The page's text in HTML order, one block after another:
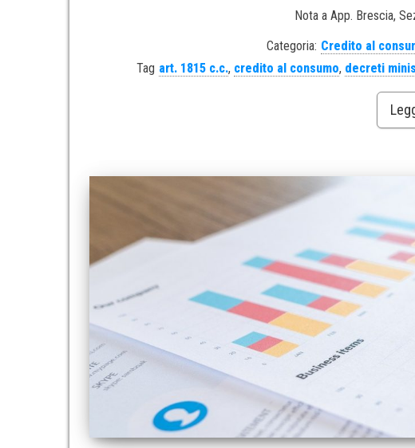
Nota a App. Brescia,
Categoria: Credito al
Tag art. 1815 c.c., credito al consumo, decreti